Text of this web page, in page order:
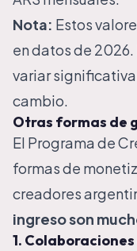
Nota: Estos
en datos de 2026.
variar
cambio.
Otras formas de
El Programa de
formas de
creadores
ingreso son
1.